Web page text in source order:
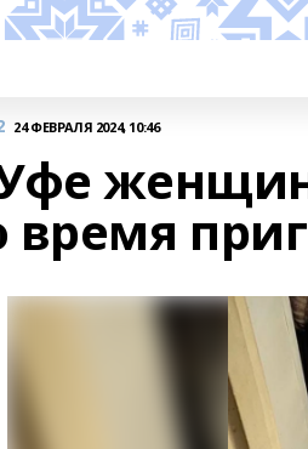
24 ФЕВРАЛЯ 2024, 10:46
время